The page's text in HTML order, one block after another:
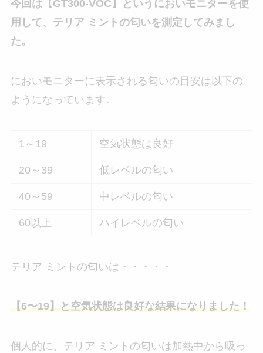
今回は【GT300-VOC】というにおいモニターを使
用して、テリア ミントの匂いを測定してみまし
た。
においモニターに表示される匂いの目安は以下の
ようになっています。
1～19 空気状態は良好
20～39 低レベルの匂い
40～59 中レベルの匂い
60以上 ハイレベルの匂い
テリア ミントの匂いは・・・・・
【6〜19】と空気状態は良好な結果になりました！
個人的に、テリア ミントの匂いは加熱中から吸っ